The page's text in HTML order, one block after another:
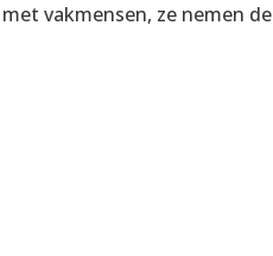
vakmensen, ze nemen